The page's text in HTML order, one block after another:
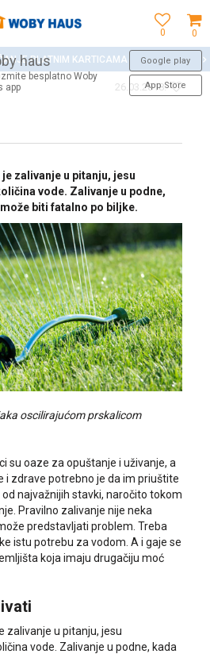
0
0
haus
besplatno Woby
app
Google play
App Store
KARTICAMA
26.03.2018.
zalivanje u pitanju, jesu
vode. Zalivanje u podne,
biti fatalno po biljke.
oscilirajućom prskalicom
su oaze za opuštanje i uživanje, a
i zdrave potrebno je da im priuštite
najvažnijih stavki, naročito tokom
Pravilno zalivanje nije neka
predstavljati problem. Treba
istu potrebu za vodom. A i gaje se
koja imaju drugačiju moć
zalivanje u pitanju, jesu
vode. Zalivanje u podne, kada